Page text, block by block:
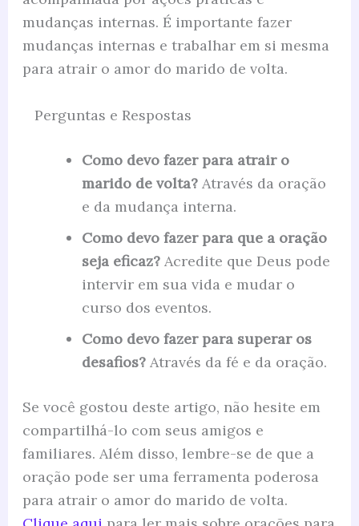
mudanças internas. É importante fazer
mudanças internas e trabalhar em si mesma
para atrair o amor do marido de volta.
Perguntas e Respostas
Como devo fazer para atrair o
marido de volta?Através da oração
e da mudança interna.
Como devo fazer para que a oração
seja eficaz?Acredite que Deus pode
intervir em sua vida e mudar o
curso dos eventos.
Como devo fazer para superar os
desafios?Através da fé e da oração.
Se você gostou deste artigo, não hesite em
compartilhá-lo com seus amigos e
familiares. Além disso, lembre-se de que a
oração pode ser uma ferramenta poderosa
para atrair o amor do marido de volta.